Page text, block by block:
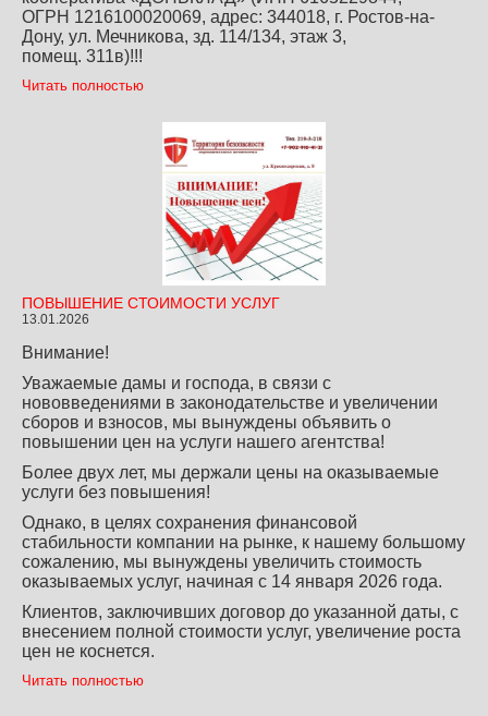
ОГРН 1216100020069, адрес: 344018, г. Ростов-на-
Дону, ул. Мечникова, зд. 114/134, этаж 3,
помещ. 311в)!!!
Читать полностью
ПОВЫШЕНИЕ СТОИМОСТИ УСЛУГ
13.01.2026
Внимание!
Уважаемые дамы и господа, в связи с
нововведениями в законодательстве и увеличении
сборов и взносов, мы вынуждены объявить о
повышении цен на услуги нашего агентства!
Более двух лет, мы держали цены на оказываемые
услуги без повышения!
Однако, в целях сохранения финансовой
стабильности компании на рынке, к нашему большому
сожалению, мы вынуждены увеличить стоимость
оказываемых услуг, начиная с 14 января 2026 года.
Клиентов, заключивших договор до указанной даты, с
внесением полной стоимости услуг, увеличение роста
цен не коснется.
Читать полностью